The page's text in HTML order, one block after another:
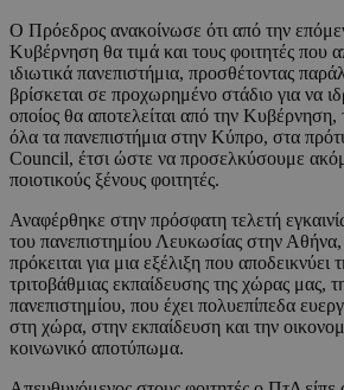
Ο Πρόεδρος ανακοίνωσε ότι από την
Κυβέρνηση θα τιμά και τους φοιτητές που
ιδιωτικά πανεπιστήμια, προσθέτοντας
βρίσκεται σε προχωρημένο στάδιο για να
οποίος θα αποτελείται από την Κυβέρνηση,
όλα τα πανεπιστήμια στην Κύπρο, στα
Council, έτσι ώστε να προσελκύσουμε
ποιοτικούς ξένους φοιτητές.
Αναφέρθηκε στην πρόσφατη τελετή
του πανεπιστημίου Λευκωσίας στην Αθήνα,
πρόκειται για μια εξέλιξη που αποδεικνύει
τριτοβάθμιας εκπαίδευσης της χώρας μας,
πανεπιστημίου, που έχει πολυεπίπεδα
στη χώρα, στην εκπαίδευση και την
κοινωνικό αποτύπωμα.